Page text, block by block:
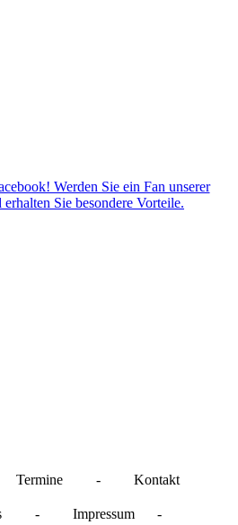
Werden Sie ein Fan unserer
Sie besondere Vorteile.
Termine - Kontakt
- Impressum -